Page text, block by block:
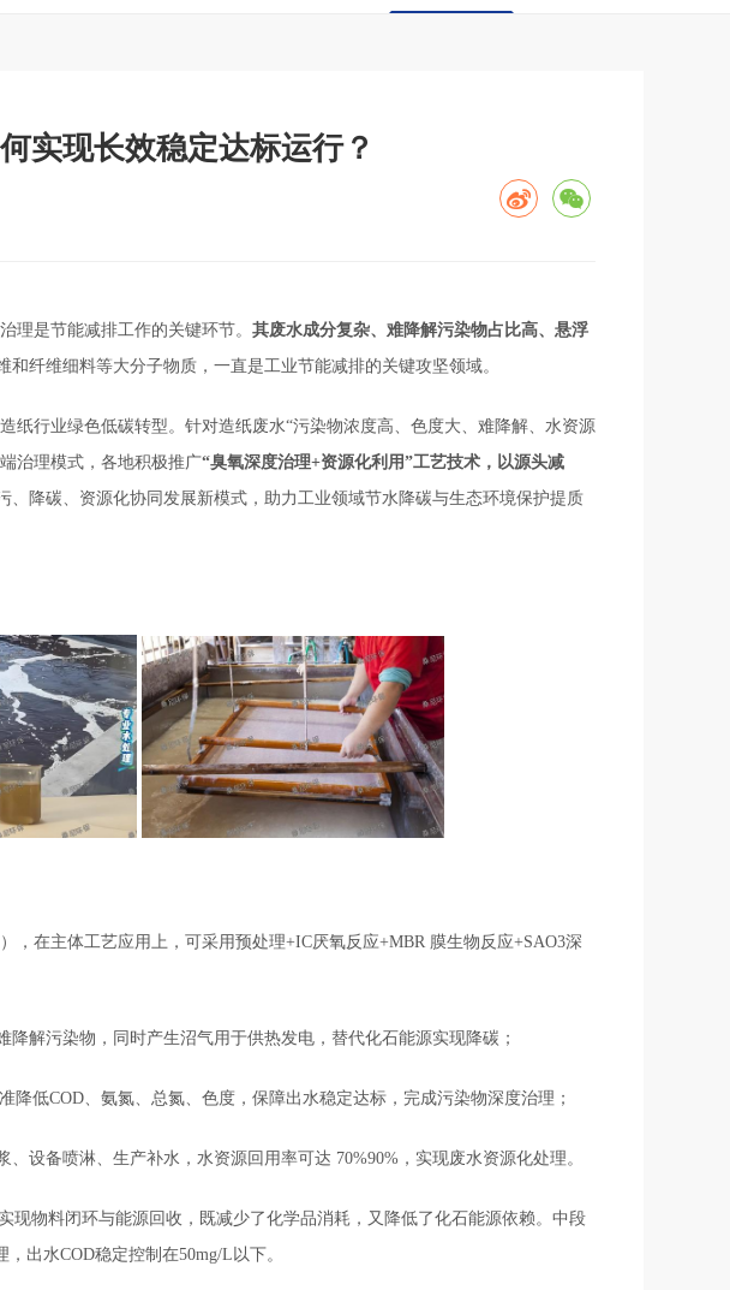
实现长效稳定达标运行？
理是节能减排工作的关键环节。 其废水成分复杂、难降解污染物占比高、 悬浮
和纤维细料等大分子物质，一直是工业节能减排的关键攻坚领域。
纸行业绿色低碳转型。针对造纸废水“污染物浓度高、色度大、难降解、水资源
治理模式，各地积极推广“臭氧深度治理+资源化利用”工艺技术，以源头减
、降碳、 资源化协同发展新模式，助力工业领域节水降碳与生态环境保护提质
，在主体工艺应用上，可采用预处理+IC厌氧反应+MBR 膜生物反应+SAO3深
解污染物，同时产生沼气用于供热发电，替代化石能源实现降碳；
降低COD、氨氮、总氮、色度，保障出水稳定达标，完成污染物深度治理；
设备喷淋、生产补水，水资源回用率可达 70%90%，实现废水资源化处理。
现物料闭环与能源回收，既减少了化学品消耗，又降低了化石能源依赖。中段
出水COD稳定控制在50mg/L以下。